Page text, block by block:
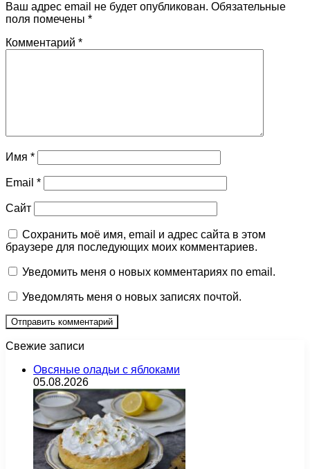
Ваш адрес email не будет опубликован. Обязательные
поля помечены *
Комментарий *
Имя *
Email *
Сайт
Сохранить моё имя, email и адрес сайта в этом
браузере для последующих моих комментариев.
Уведомить меня о новых комментариях по email.
Уведомлять меня о новых записях почтой.
Свежие записи
Овсяные оладьи с яблоками
05.08.2026